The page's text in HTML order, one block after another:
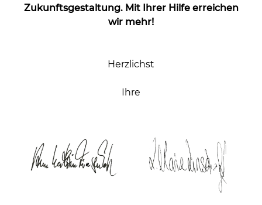
Zukunftsgestaltung. Mit Ihrer Hilfe erreichen
wir mehr!
Herzlichst
Ihre